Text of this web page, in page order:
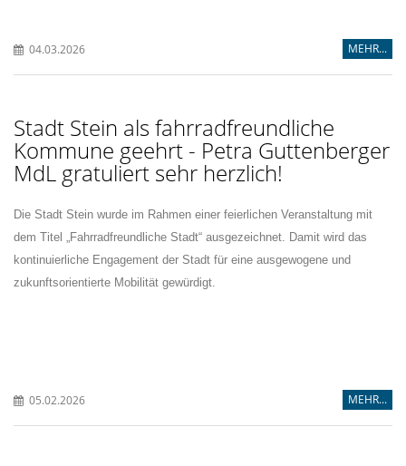
04.03.2026 MEHR...
Stadt Stein als fahrradfreundliche
Kommune geehrt - Petra Guttenberger
MdL gratuliert sehr herzlich!
Die Stadt Stein wurde im Rahmen einer feierlichen Veranstaltung mit
dem Titel „Fahrradfreundliche Stadt“ ausgezeichnet. Damit wird das
kontinuierliche Engagement der Stadt für eine ausgewogene und
zukunftsorientierte Mobilität gewürdigt.
05.02.2026 MEHR...